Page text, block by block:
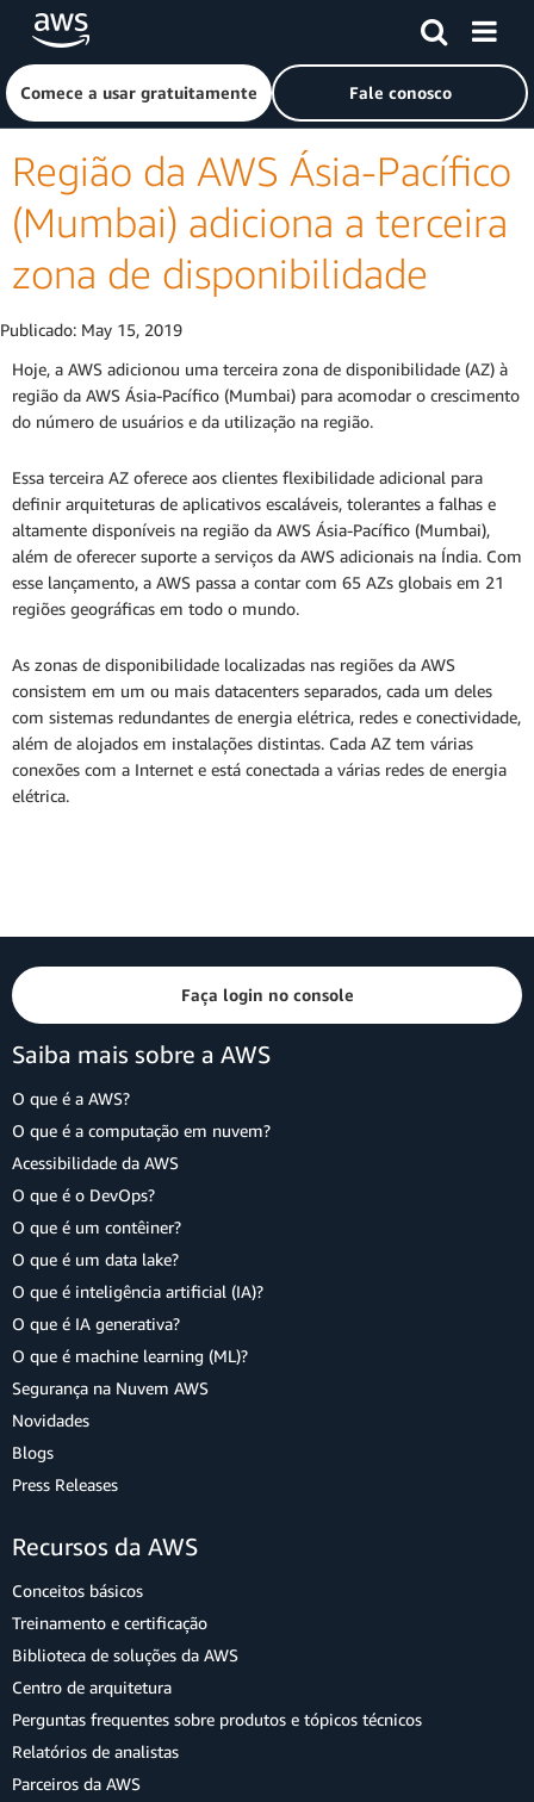
Pular para o conteúdo principal
Clique aqui para voltar à página inicial da Amazon Web
Comece a usar gratuitamente Fale conosco
Região da AWS Ásia-Pacífico
(Mumbai) adiciona a terceira
zona de disponibilidade
Publicado: May 15, 2019
Hoje, a AWS adicionou uma terceira zona de disponibilidade (AZ) à
região da AWS Ásia-Pacífico (Mumbai) para acomodar o crescimento
do número de usuários e da utilização na região.
Essa terceira AZ oferece aos clientes flexibilidade adicional para
definir arquiteturas de aplicativos escaláveis, tolerantes a falhas e
altamente disponíveis na região da AWS Ásia-Pacífico (Mumbai),
além de oferecer suporte a serviços da AWS adicionais na Índia. Com
esse lançamento, a AWS passa a contar com 65 AZs globais em 21
regiões geográficas em todo o mundo.
As zonas de disponibilidade localizadas nas regiões da AWS
consistem em um ou mais datacenters separados, cada um deles
com sistemas redundantes de energia elétrica, redes e conectividade,
além de alojados em instalações distintas. Cada AZ tem várias
conexões com a Internet e está conectada a várias redes de energia
elétrica.
Faça login no console
Saiba mais sobre a AWS
O que é a AWS?
O que é a computação em nuvem?
Acessibilidade da AWS
O que é o DevOps?
O que é um contêiner?
O que é um data lake?
O que é inteligência artificial (IA)?
O que é IA generativa?
O que é machine learning (ML)?
Segurança na Nuvem AWS
Novidades
Blogs
Press Releases
Recursos da AWS
Conceitos básicos
Treinamento e certificação
Biblioteca de soluções da AWS
Centro de arquitetura
Perguntas frequentes sobre produtos e tópicos técnicos
Relatórios de analistas
Parceiros da AWS